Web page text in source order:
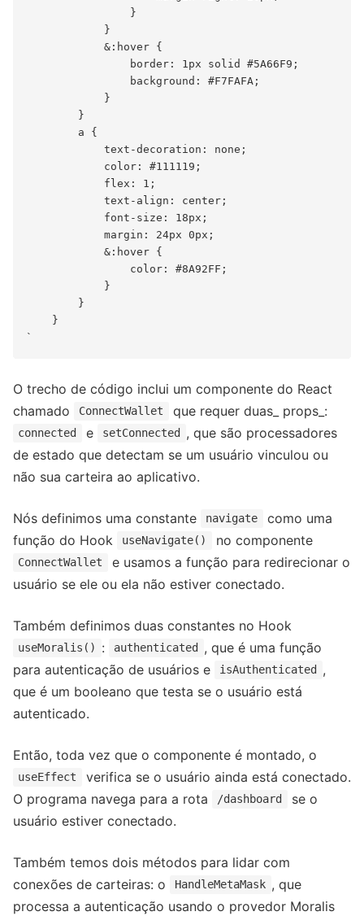
                }
            }
            &:hover {
                border: 1px solid #5A66F9;
                background: #F7FAFA;
            }
        }
        a {
            text-decoration: none;
            color: #111119;
            flex: 1;
            text-align: center;
            font-size: 18px;
            margin: 24px 0px;
            &:hover {
                color: #8A92FF;
            }
        }
    }
O trecho de código inclui um componente do React
chamado
ConnectWallet que requer duas_ props_:
connected e setConnected
, que são processadores
de estado que detectam se um usuário vinculou ou
não sua carteira ao aplicativo.
Nós definimos uma constante navigate
como uma
função do Hook
useNavigate() no componente
ConnectWallet
e usamos a função para redirecionar o
usuário se ele ou ela não estiver conectado.
Também definimos duas constantes no Hook
useMoralis() : authenticated
, que é uma função
para autenticação de usuários e
isAuthenticated
,
que é um booleano que testa se o usuário está
autenticado.
Então, toda vez que o componente é montado, o
useEffect
verifica se o usuário ainda está conectado.
O programa navega para a rota
/dashboard
se o
usuário estiver conectado.
Também temos dois métodos para lidar com
conexões de carteiras: o
HandleMetaMask , que
processa a autenticação usando o provedor Moralis